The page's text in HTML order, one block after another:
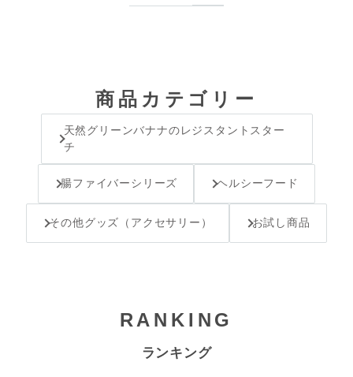
商品カテゴリー
天然グリーンバナナのレジスタントスター
チ
腸ファイバーシリーズ ヘルシーフード
その他グッズ（アクセサリー） お試し商品
RANKING
ランキング